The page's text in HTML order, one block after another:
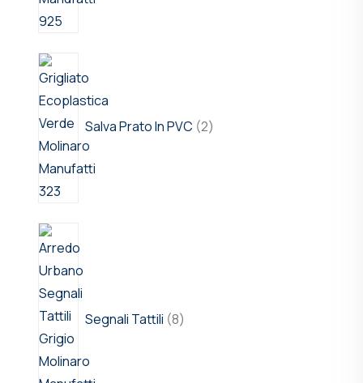
Salva Prato In PVC 2
Segnali Tattili 8